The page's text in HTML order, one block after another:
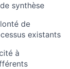
synthèse
de
existants
à